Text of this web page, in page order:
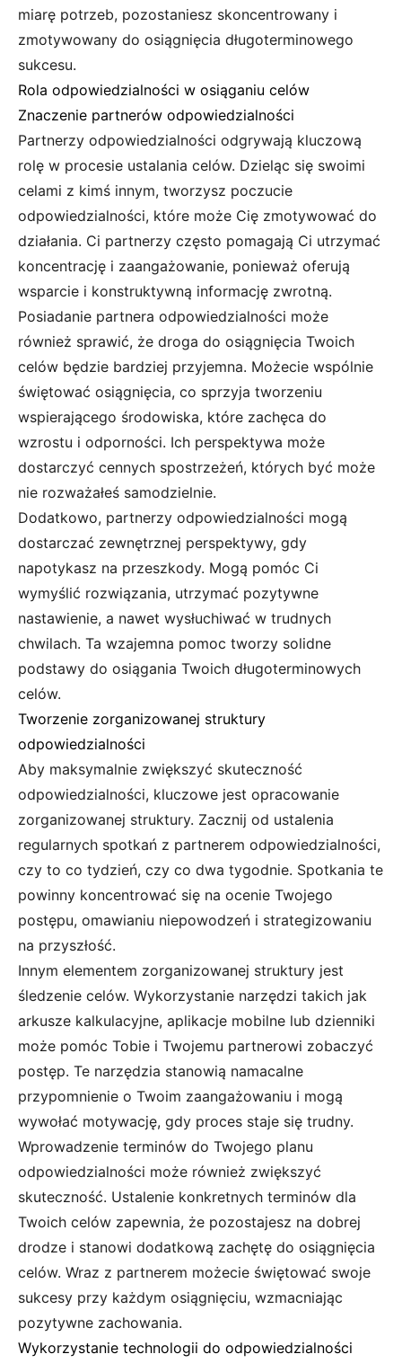
miarę potrzeb, pozostaniesz skoncentrowany i
zmotywowany do osiągnięcia długoterminowego
sukcesu.
Rola odpowiedzialności w osiąganiu celów
Znaczenie partnerów odpowiedzialności
Partnerzy odpowiedzialności odgrywają kluczową
rolę w procesie ustalania celów. Dzieląc się swoimi
celami z kimś innym, tworzysz poczucie
odpowiedzialności, które może Cię zmotywować do
działania. Ci partnerzy często pomagają Ci utrzymać
koncentrację i zaangażowanie, ponieważ oferują
wsparcie i konstruktywną informację zwrotną.
Posiadanie partnera odpowiedzialności może
również sprawić, że droga do osiągnięcia Twoich
celów będzie bardziej przyjemna. Możecie wspólnie
świętować osiągnięcia, co sprzyja tworzeniu
wspierającego środowiska, które zachęca do
wzrostu i odporności. Ich perspektywa może
dostarczyć cennych spostrzeżeń, których być może
nie rozważałeś samodzielnie.
Dodatkowo, partnerzy odpowiedzialności mogą
dostarczać zewnętrznej perspektywy, gdy
napotykasz na przeszkody. Mogą pomóc Ci
wymyślić rozwiązania, utrzymać pozytywne
nastawienie, a nawet wysłuchiwać w trudnych
chwilach. Ta wzajemna pomoc tworzy solidne
podstawy do osiągania Twoich długoterminowych
celów.
Tworzenie zorganizowanej struktury
odpowiedzialności
Aby maksymalnie zwiększyć skuteczność
odpowiedzialności, kluczowe jest opracowanie
zorganizowanej struktury. Zacznij od ustalenia
regularnych spotkań z partnerem odpowiedzialności,
czy to co tydzień, czy co dwa tygodnie. Spotkania te
powinny koncentrować się na ocenie Twojego
postępu, omawianiu niepowodzeń i strategizowaniu
na przyszłość.
Innym elementem zorganizowanej struktury jest
śledzenie celów. Wykorzystanie narzędzi takich jak
arkusze kalkulacyjne, aplikacje mobilne lub dzienniki
może pomóc Tobie i Twojemu partnerowi zobaczyć
postęp. Te narzędzia stanowią namacalne
przypomnienie o Twoim zaangażowaniu i mogą
wywołać motywację, gdy proces staje się trudny.
Wprowadzenie terminów do Twojego planu
odpowiedzialności może również zwiększyć
skuteczność. Ustalenie konkretnych terminów dla
Twoich celów zapewnia, że pozostajesz na dobrej
drodze i stanowi dodatkową zachętę do osiągnięcia
celów. Wraz z partnerem możecie świętować swoje
sukcesy przy każdym osiągnięciu, wzmacniając
pozytywne zachowania.
Wykorzystanie technologii do odpowiedzialności